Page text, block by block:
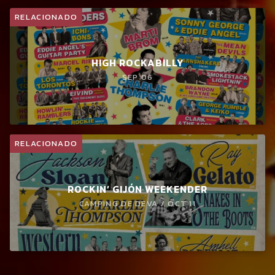
RELACIONADO
HIGH ROCKABILLY
SEP 06
RELACIONADO
ROCKIN’ GIJÓN WEEKENDER
CAMPING DE DEVA / OCT 11